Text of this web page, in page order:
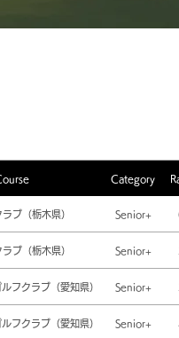
Category
ブ（栃木県） Senior+
ブ（栃木県） Senior+
フクラブ（愛知県） Senior+
フクラブ（愛知県） Senior+